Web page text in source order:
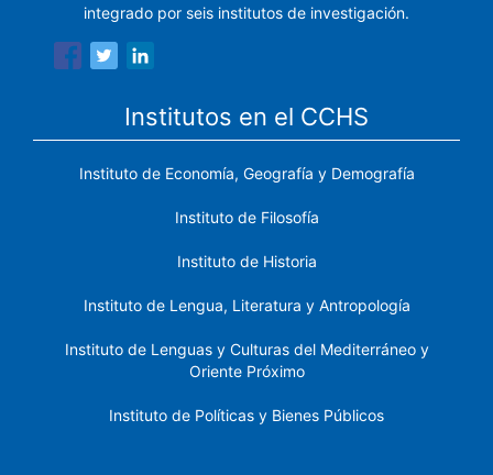
integrado por seis institutos de investigación.
Institutos en el CCHS
Instituto de Economía, Geografía y Demografía
Instituto de Filosofía
Instituto de Historia
Instituto de Lengua, Literatura y Antropología
Instituto de Lenguas y Culturas del Mediterráneo y
Oriente Próximo
Instituto de Políticas y Bienes Públicos